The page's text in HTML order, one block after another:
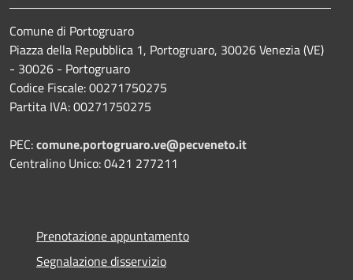
Comune di Portogruaro
Piazza della Repubblica 1, Portogruaro, 30026 Venezia (VE)
- 30026 - Portogruaro
Codice Fiscale: 00271750275
Partita IVA: 00271750275
PEC:comune.portogruaro.ve@pecveneto.it
Centralino Unico: 0421 277211
Prenotazione appuntamento
Segnalazione disservizio